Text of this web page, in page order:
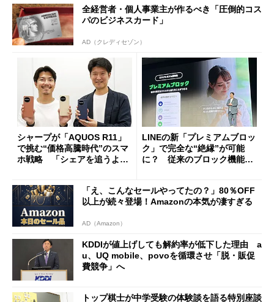
全経営者・個人事業主が作るべき「圧倒的コス
パのビジネスカード」
AD（クレディセゾン）
シャープが「AQUOS R11」
で挑む“価格高騰時代”のスマ
ホ戦略 「シェアを追うより
LINEの新「プレミアムブロッ
ク」で完全な“絶縁”が可能
に？ 従来のブロック機能と
「え、こんなセールやってたの？」80％OFF
以上が続々登場！Amazonの本気が凄すぎる
AD（Amazon）
KDDIが値上げしても解約率が低下した理由 a
u、UQ mobile、povoを循環させ「脱・販促
費競争」へ
トップ棋士が中学受験の体験談を語る特別座談